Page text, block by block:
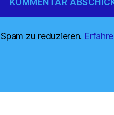
zu reduzieren.